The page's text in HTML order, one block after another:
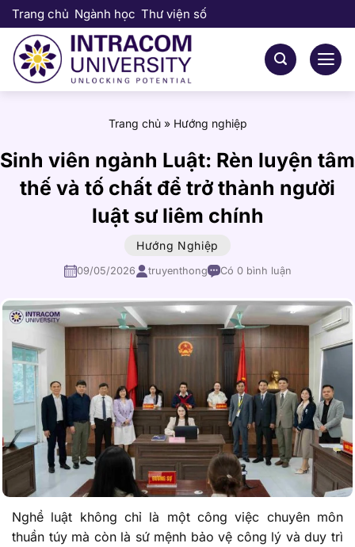
Bỏ
qua
nội
dung
Trang chủ Ngành học Thư viện số
Trang chủ» Hướng nghiệp
Sinh viên ngành Luật: Rèn luyện tâm
thế và tố chất để trở thành người
luật sư liêm chính
Hướng Nghiệp
09/05/2026 truyenthong Có 0 bình luận
Nghề luật không chỉ là một công việc chuyên môn
thuần túy mà còn là sứ mệnh bảo vệ công lý và duy trì